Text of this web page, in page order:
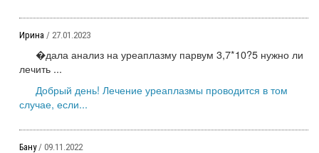
Ирина / 27.01.2023
�дала анализ на уреаплазму парвум 3,7*10?5 нужно ли
лечить ...
Добрый день! Лечение уреаплазмы проводится в том
случае, если...
Бану / 09.11.2022